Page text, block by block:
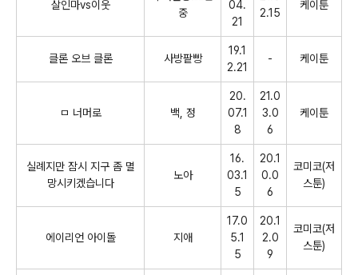
살인마vs이웃
중
04.
21
2.15
케이툰
클론 오브 클론 사방팥빵
19.1
2.21
- 케이툰
ㅁ 너머로 백 정
20.
07.1
8
21.0
3.0
6
케이툰
실례지만 잠시 지구 좀 멸
망시키겠습니다
노아
16.
03.1
5
20.1
0.0
6
코미코(저
스툰)
에이리언 아이돌 지애
17.0
5.1
5
20.1
2.0
9
코미코(저
스툰)